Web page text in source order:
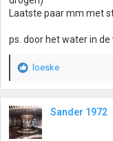
Laatste paar mm met
ps. door het water in
W
a
r
d
e
loeske
Sander 1972